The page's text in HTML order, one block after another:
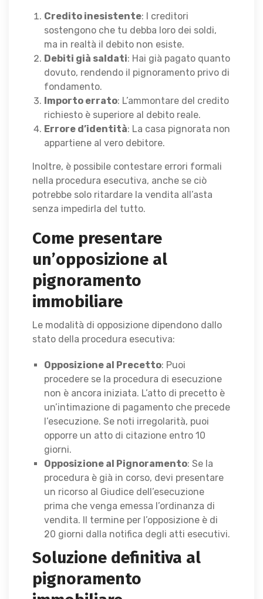
Credito inesistente: I creditori
sostengono che tu debba loro dei soldi,
ma in realtà il debito non esiste.
Debiti già saldati: Hai già pagato quanto
dovuto, rendendo il pignoramento privo di
fondamento.
Importo errato: L’ammontare del credito
richiesto è superiore al debito reale.
Errore d’identità: La casa pignorata non
appartiene al vero debitore.
Inoltre, è possibile contestare errori formali
nella procedura esecutiva, anche se ciò
potrebbe solo ritardare la vendita all’asta
senza impedirla del tutto.
Come presentare
un’opposizione al
pignoramento
immobiliare
Le modalità di opposizione dipendono dallo
stato della procedura esecutiva:
Opposizione al Precetto: Puoi
procedere se la procedura di esecuzione
non è ancora iniziata. L’atto di precetto è
un’intimazione di pagamento che precede
l’esecuzione. Se noti irregolarità, puoi
opporre un atto di citazione entro 10
giorni.
Opposizione al Pignoramento: Se la
procedura è già in corso, devi presentare
un ricorso al Giudice dell’esecuzione
prima che venga emessa l’ordinanza di
vendita. Il termine per l’opposizione è di
20 giorni dalla notifica degli atti esecutivi.
Soluzione definitiva al
pignoramento